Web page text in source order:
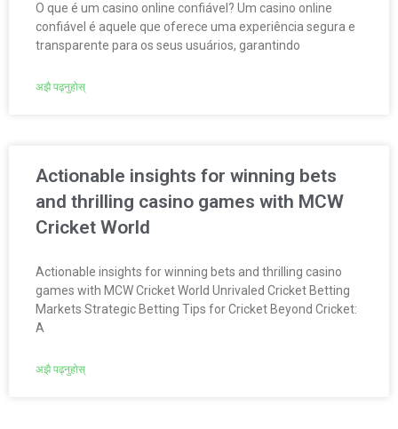
O que é um casino online confiável? Um casino online
confiável é aquele que oferece uma experiência segura e
transparente para os seus usuários, garantindo
अझै पढ्नुहोस्
Actionable insights for winning bets
and thrilling casino games with MCW
Cricket World
Actionable insights for winning bets and thrilling casino
games with MCW Cricket World Unrivaled Cricket Betting
Markets Strategic Betting Tips for Cricket Beyond Cricket:
A
अझै पढ्नुहोस्